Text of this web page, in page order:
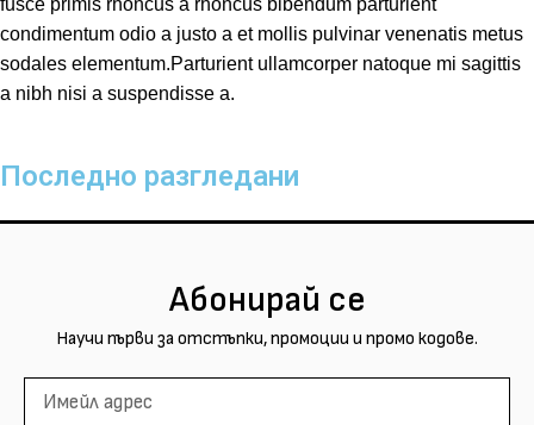
fusce primis rhoncus a rhoncus bibendum parturient
condimentum odio a justo a et mollis pulvinar venenatis metus
sodales elementum.Parturient ullamcorper natoque mi sagittis
a nibh nisi a suspendisse a.
Последно разгледани
Абонирай се
Научи първи за отстъпки, промоции и промо кодове.